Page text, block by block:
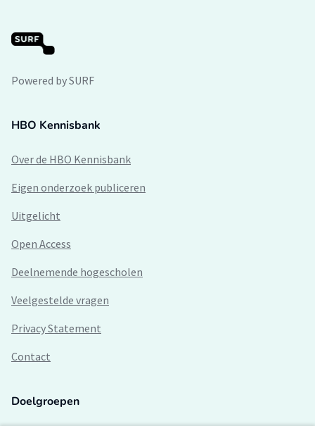
Powered by SURF
HBO Kennisbank
Over de HBO Kennisbank
Eigen onderzoek publiceren
Uitgelicht
Open Access
Deelnemende hogescholen
Veelgestelde vragen
Privacy Statement
Contact
Doelgroepen